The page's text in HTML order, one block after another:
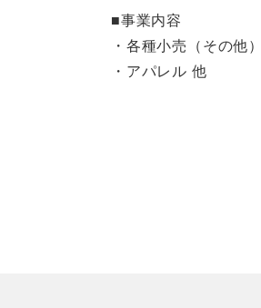
■事業内容
・各種小売（その他）
・アパレル 他